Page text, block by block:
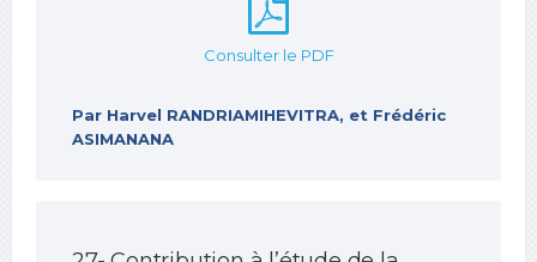
Consulter le PDF
Par Harvel RANDRIAMIHEVITRA, et Frédéric
ASIMANANA